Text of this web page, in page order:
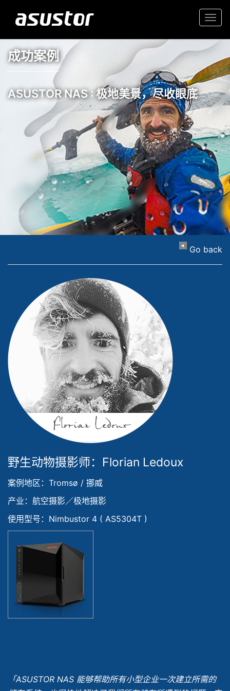
成功案例
ASUSTOR NAS : 极地美景，尽收眼底
Go back
野生动物摄影师：Florian Ledoux
案例地区：Tromsø / 挪威
产业：航空摄影／极地摄影
使用型号：Nimbustor 4 ( AS5304T )
「ASUSTOR NAS 能够帮助所有小型企业一次建立所需的